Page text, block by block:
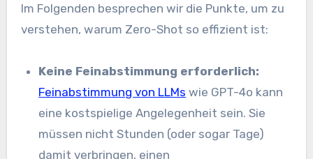
Im Folgenden besprechen wir die Punkte, um zu
verstehen, warum Zero-Shot so effizient ist:
Keine Feinabstimmung erforderlich:
Feinabstimmung von LLMs wie GPT-4o kann
eine kostspielige Angelegenheit sein. Sie
müssen nicht Stunden (oder sogar Tage)
damit verbringen, einen